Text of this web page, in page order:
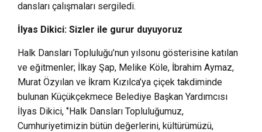
dansları çalışmaları sergiledi.
İlyas Dikici: Sizler ile gurur duyuyoruz
Halk Dansları Topluluğu’nun yılsonu gösterisine katılan
ve eğitmenler; İlkay Şap, Melike Köle, İbrahim Aymaz,
Murat Özyılan ve İkram Kızılca’ya çiçek takdiminde
bulunan Küçükçekmece Belediye Başkan Yardımcısı
İlyas Dikici, ‘’Halk Dansları Topluluğumuz,
Cumhuriyetimizin bütün değerlerini, kültürümüzü,